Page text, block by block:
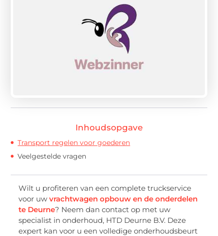
Inhoudsopgave
Transport regelen voor goederen
Veelgestelde vragen
Wilt u profiteren van een complete truckservice
voor uwvrachtwagen opbouw en de onderdelen
te Deurne? Neem dan contact op met uw
specialist in onderhoud, HTD Deurne B.V. Deze
expert kan voor u een volledige onderhoudsbeurt